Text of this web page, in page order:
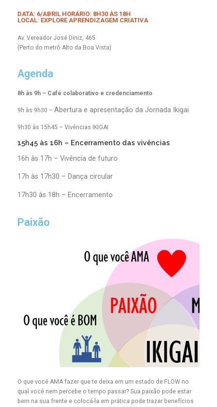
DATA: 6/ABRIL HORÁRIO: 8H30 ÀS 18H
LOCAL: EXPLORE APRENDIZAGEM CRIATIVA
Av. Vereador José Diniz, 465
(Perto do metrô Alto da Boa Vista)
Agenda
8h às 9h – Café colaborativo e credenciamento
9h às 9h30 –Abertura e apresentação da Jornada Ikigai
9h30 às 15h45 – Vivências IKIGAI
15h45 às 16h – Encerramento das vivências
16h às 17h – Vivência de futuro
17h às 17h30 – Dança circular
17h30 às 18h – Encerramento
Paixão
O que você AMA fazer que te deixa em um estado de FLOW no
qual você nem percebe o tempo passar? Sua paixão pode estar
bem na sua frente e colocá-la em prática pode trazer benefícios